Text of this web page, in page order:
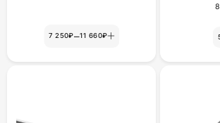
7 250₽–11 660₽